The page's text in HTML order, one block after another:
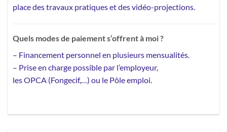
place destravaux pratiques et des vidéo-projections.
Quels modes de paiement s’offrent à moi ?
– Financement personnel en plusieurs mensualités.
– Prise en charge possible par l’employeur,
les OPCA (Fongecif,…) ou le Pôle emploi.